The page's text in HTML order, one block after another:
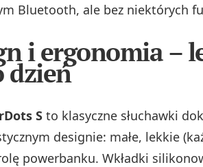
Bluetooth, ale bez niektórych
i ergonomia –
dzień
S to klasyczne słuchawki
designie: małe, lekkie
powerbanku. Wkładki